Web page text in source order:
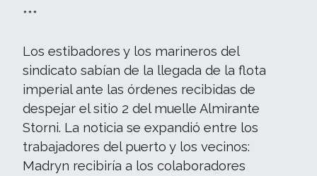
***
Los estibadores y los marineros del
sindicato sabían de la llegada de la flota
imperial ante las órdenes recibidas de
despejar el sitio 2 del muelle Almirante
Storni. La noticia se expandió entre los
trabajadores del puerto y los vecinos:
Madryn recibiría a los colaboradores